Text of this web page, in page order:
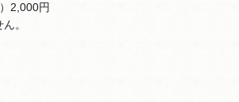
2,000円
。